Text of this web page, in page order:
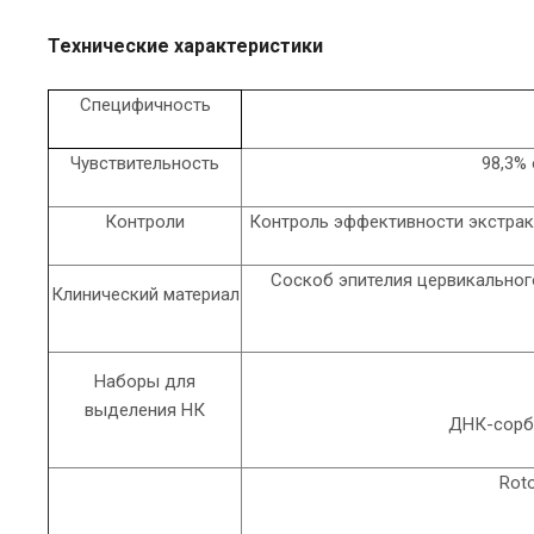
Технические характеристики
Специфичность
Чувствительность 98,3%
Контроли Контроль эффективности
Клинический материал
Соскоб эпителия
Наборы для
выделения НК
ДНК-